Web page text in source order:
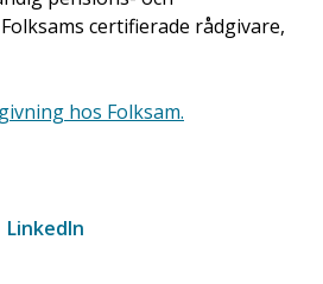
certifierade rådgivare,
hos Folksam.
LinkedIn